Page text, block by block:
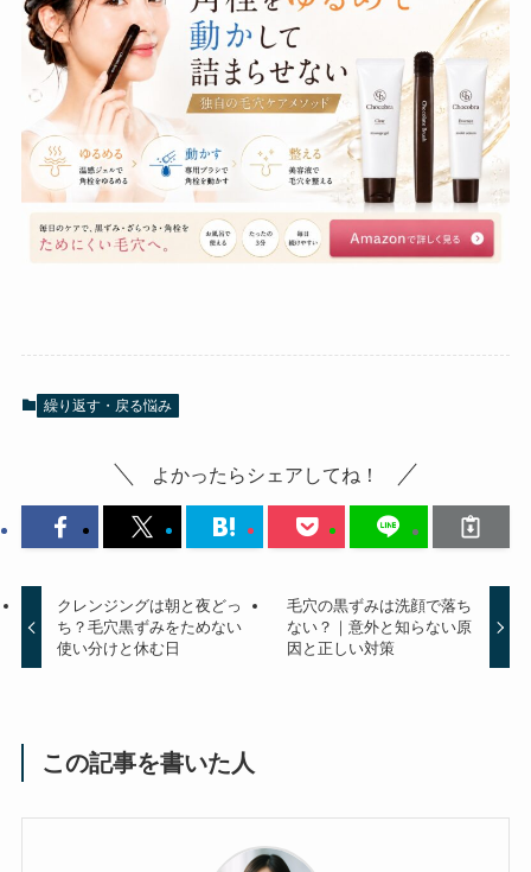
繰り返す・戻る悩み
よかったらシェアしてね！
クレンジングは朝と夜どっ
ち？毛穴黒ずみをためない
使い分けと休む日
毛穴の黒ずみは洗顔で落ち
ない？｜意外と知らない原
因と正しい対策
この記事を書いた人